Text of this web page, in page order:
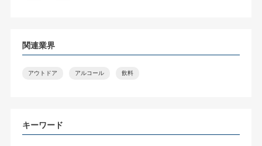
関連業界
アウトドア アルコール 飲料
キーワード